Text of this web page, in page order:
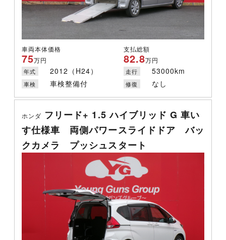
車両本体価格
75万円
支払総額
82.8万円
年式 2012（H24） 走行 53000km
車検 車検整備付 修復 なし
ホンダ フリード+ 1.5 ハイブリッド G 車い
す仕様車 両側パワースライドドア バッ
クカメラ プッシュスタート